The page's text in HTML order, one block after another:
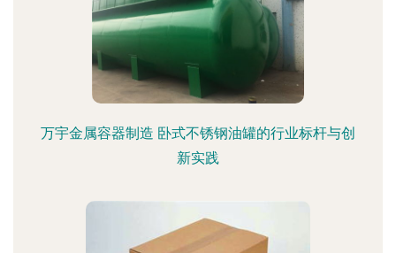
万宇金属容器制造 卧式不锈钢油罐的行业标杆与创
新实践